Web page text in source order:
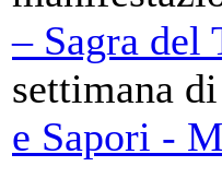
– Sagra del
settimana
e Sapori -